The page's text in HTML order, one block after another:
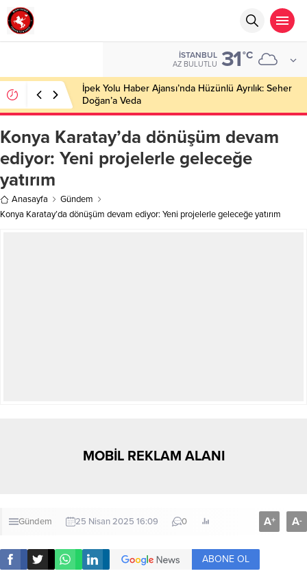
İSTANBUL
AZ BULUTLU 31°C
İpek Yolu Haber Ajansı’nda Hüzünlü Ayrılık: Seher
Doğan’a Veda
Konya Karatay’da dönüşüm devam
ediyor: Yeni projelerle geleceğe
yatırım
Anasayfa
Gündem
Konya Karatay’da dönüşüm devam ediyor: Yeni projelerle geleceğe yatırım
MOBİL REKLAM ALANI
Gündem 25 Nisan 2025 16:09 0 A+ A-
ABONE OL